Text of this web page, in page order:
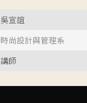
吳宣誼
時尚設計與管理系
講師